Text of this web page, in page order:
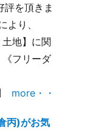
評を頂きま
より、
土地】に関
フリーダ
more・・
丙)がお気